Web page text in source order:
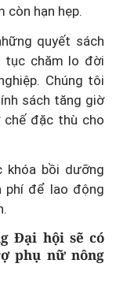
còn hạn hẹp.
quyết sách
tục chăm lo đời
Chúng tôi
sách tăng giờ
chế đặc thù cho
khóa bồi dưỡng
phí để lao động
Đại hội sẽ có
phụ nữ nông